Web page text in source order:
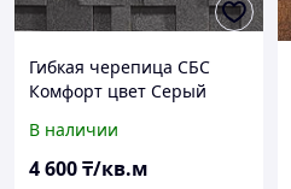
Гибкая черепица СБС
Комфорт цвет Серый
В наличии
4 600₸/кв.м